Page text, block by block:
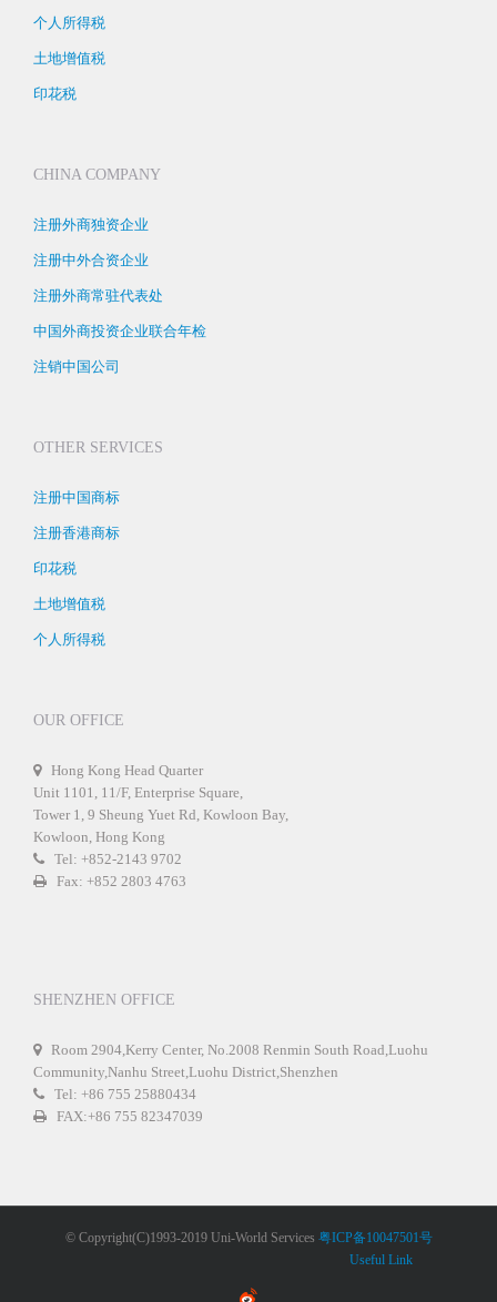
个人所得税
土地增值税
印花税
CHINA COMPANY
注册外商独资企业
注册中外合资企业
注册外商常驻代表处
中国外商投资企业联合年检
注销中国公司
OTHER SERVICES
注册中国商标
注册香港商标
印花税
土地增值税
个人所得税
OUR OFFICE
Hong Kong Head Quarter
Unit 1101, 11/F, Enterprise Square,
Tower 1, 9 Sheung Yuet Rd, Kowloon Bay,
Kowloon, Hong Kong
Tel: +852-2143 9702
Fax: +852 2803 4763
SHENZHEN OFFICE
Room 2904,Kerry Center, No.2008 Renmin South Road,Luohu
Community,Nanhu Street,Luohu District,Shenzhen
Tel: +86 755 25880434
FAX:+86 755 82347039
© Copyright(C)1993-2019 Uni-World Services 粤ICP备10047501号
Useful Link